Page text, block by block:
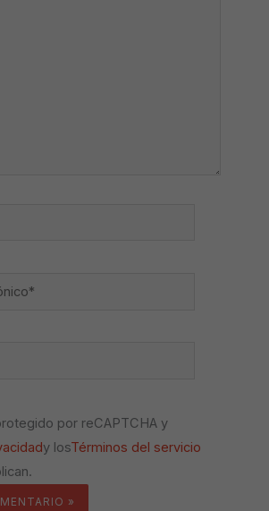
por reCAPTCHA y
y losTérminos del servicio